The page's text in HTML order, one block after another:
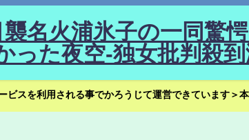
名火浦氷子の一同驚
った夜空-独女批判殺
スを利用される事でかろうじて運営できています＞